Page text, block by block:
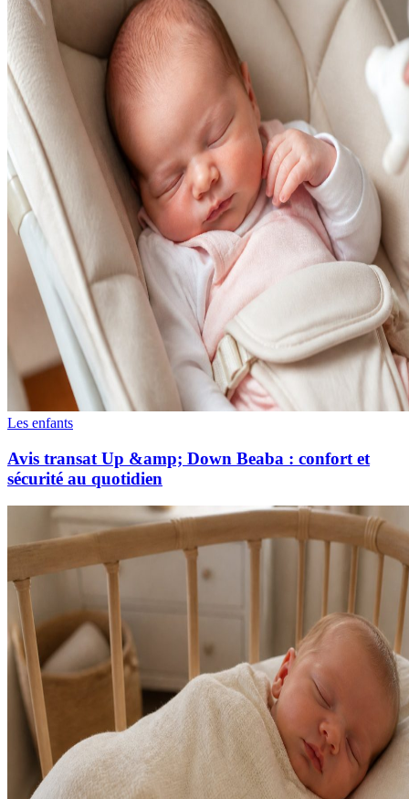
Les enfants
Avis transat Up &amp; Down Beaba : confort et
sécurité au quotidien